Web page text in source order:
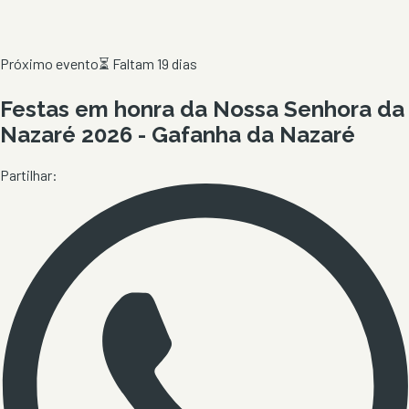
Próximo evento⏳ Faltam 19 dias
Festas em honra da Nossa Senhora da
Nazaré 2026 - Gafanha da Nazaré
Partilhar: